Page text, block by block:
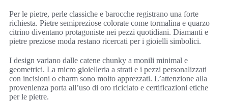
Per le pietre, perle classiche e barocche registrano una forte
richiesta. Pietre semipreziose colorate come tormalina e quarzo
citrino diventano protagoniste nei pezzi quotidiani. Diamanti e
pietre preziose moda restano ricercati per i gioielli simbolici.
I design variano dalle catene chunky a monili minimal e
geometrici. La micro gioielleria a strati e i pezzi personalizzati
con incisioni o charm sono molto apprezzati. L’attenzione alla
provenienza porta all’uso di oro riciclato e certificazioni etiche
per le pietre.